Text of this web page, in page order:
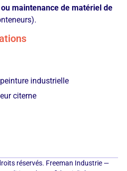
maintenance de matériel de
industrielle
citerne
réservés. Freeman Industrie —